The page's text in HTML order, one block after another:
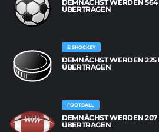
DEMNÄCHST WERDEN 564
BERTRAGEN
EISHOCKEY
DEMNÄCHST WERDEN 225
ÜBERTRAGEN
FOOTBALL
DEMNÄCHST WERDEN
ÜBERTRAGEN